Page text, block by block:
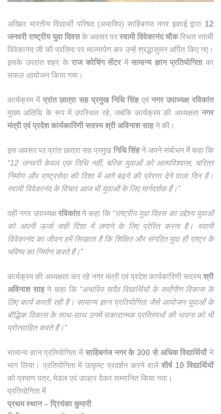
अखिल भारतीय विद्यार्थी परिषद (अभाविप) साहिबगंज नगर इकाई द्वारा 12
जनवरी राष्ट्रीय युवा दिवसके अवसर पर स्वामी विवेकानंद चौकस्थित स्वामी
विवेकानंद जी की प्रतिमा पर माल्यार्पण कर उन्हें श्रद्धासुमन अर्पित किए गए।
इसके उपरांत शहर केराज कोचिंग सेंटरमेंसामान्य ज्ञान प्रतियोगिताका
सफल आयोजन किया गया।
कार्यक्रम में प्रांत छात्रा सह प्रमुख निधि सिंहएवंनगर उपाध्यक्ष रविकांत
मुख्य अतिथि के रूप में उपस्थित रहे, जबकि कार्यक्रम की अध्यक्षता नगर
मंत्री एवं प्रदेश कार्यकारिणी सदस्य श्री अविनाश साहने की।
इस अवसर पर प्रांत छात्रा सह प्रमुख निधि सिंहने अपने संबोधन में कहा कि
“12 जनवरी केवल एक तिथि नहीं, बल्कि युवाओं को आत्मविश्वास, चरित्र
निर्माण और राष्ट्रसेवा की दिशा में आगे बढ़ने की प्रेरणा देने वाला दिन है।
स्वामी विवेकानंद के विचार आज भी युवाओं के लिए मार्गदर्शक हैं।”
वहीं नगर उपाध्यक्ष रविकांतने कहा कि “राष्ट्रीय युवा दिवस का उद्देश्य युवाओं
को अपनी ऊर्जा सही दिशा में लगाने के लिए प्रेरित करना है। स्वामी
विवेकानंद का जीवन हमें सिखाता है कि शिक्षित और संगठित युवा ही राष्ट्र के
भविष्य का निर्माण करते हैं।”
कार्यक्रम की अध्यक्षता कर रहे नगर मंत्री एवं प्रदेश कार्यकारिणी सदस्य श्री
अविनाश साहने कहा कि “अभाविप सदैव विद्यार्थियों के सर्वांगीण विकास के
लिए कार्य करती रही है। सामान्य ज्ञान प्रतियोगिता जैसे आयोजन युवाओं के
बौद्धिक विकास के साथ-साथ उनमें सकारात्मक प्रतिस्पर्धा की भावना को भी
प्रोत्साहित करते हैं।”
सामान्य ज्ञान प्रतियोगिता में साहिबगंज नगर के 300 से अधिक विद्यार्थियोंने
भाग लिया। प्रतियोगिता में उत्कृष्ट प्रदर्शन करने वालेशीर्ष 10 विद्यार्थियों
को प्रमाण पत्र, मेडल एवं उपहार देकर सम्मानित किया गया।
प्रतियोगिता में
प्रथम स्थान– प्रियंका कुमारी